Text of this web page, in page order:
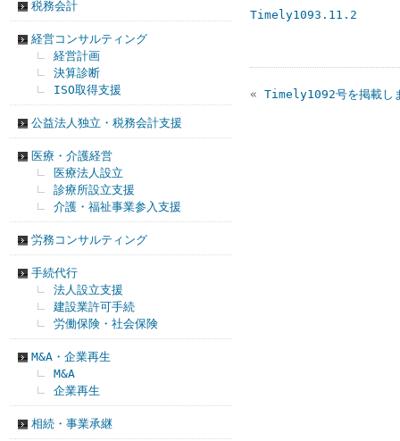
税務会計
経営コンサルティング
経営計画
決算診断
ISO取得支援
公益法人独立・税務会計支援
医療・介護経営
医療法人設立
診療所設立支援
介護・福祉事業参入支援
労務コンサルティング
手続代行
法人設立支援
建設業許可手続
労働保険・社会保険
M&A・企業再生
M&A
企業再生
相続・事業承継
Timely1093.11.2
« Timely1092号を掲載し